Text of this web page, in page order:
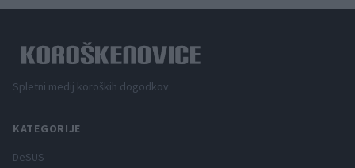
Spletni medij koroških dogodkov.
KATEGORIJE
DeSUS